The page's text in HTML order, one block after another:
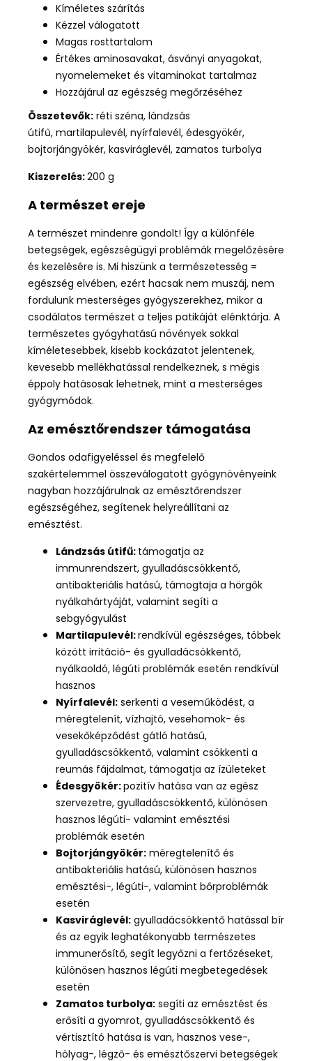
Kíméletes szárítás
Kézzel válogatott
Magas rosttartalom
Értékes aminosavakat, ásványi anyagokat,
nyomelemeket és vitaminokat tartalmaz
Hozzájárul az egészség megőrzéséhez
Összetevők: réti széna, lándzsás
útifű, martilapulevél, nyírfalevél, édesgyökér,
bojtorjángyökér, kasviráglevél, zamatos turbolya
Kiszerelés:200 g
A természet ereje
A természet mindenre gondolt! Így a különféle
betegségek, egészségügyi problémák megelőzésére
és kezelésére is. Mi hiszünk a természetesség =
egészség elvében, ezért hacsak nem muszáj, nem
fordulunk mesterséges gyógyszerekhez, mikor a
csodálatos természet a teljes patikáját elénktárja. A
természetes gyógyhatású növények sokkal
kíméletesebbek, kisebb kockázatot jelentenek,
kevesebb mellékhatással rendelkeznek, s mégis
éppoly hatásosak lehetnek, mint a mesterséges
gyógymódok.
Az emésztőrendszer támogatása
Gondos odafigyeléssel és megfelelő
szakértelemmel összeválogatott gyógynövényeink
nagyban hozzájárulnak az emésztőrendszer
egészségéhez, segítenek helyreállítani az
emésztést.
Lándzsás útifű: támogatja az
immunrendszert, gyulladáscsökkentő,
antibakteriális hatású, támogtaja a hörgők
nyálkahártyáját, valamint segíti a
sebgyógyulást
Martilapulevél:rendkívül egészséges, többek
között irritáció- és gyulladácsökkentő,
nyálkaoldó, légúti problémák esetén rendkívül
hasznos
Nyírfalevél: serkenti a veseműködést, a
méregtelenít, vízhajtó, vesehomok- és
vesekőképződést gátló hatású,
gyulladáscsökkentő, valamint csökkenti a
reumás fájdalmat, támogatja az ízületeket
Édesgyökér:pozitív hatása van az egész
szervezetre, gyulladáscsökkentő, különösen
hasznos légúti- valamint emésztési
problémák esetén
Bojtorjángyökér: méregtelenítő és
antibakteriális hatású, különösen hasznos
emésztési-, légúti-, valamint bőrproblémák
esetén
Kasviráglevél: gyulladácsökkentő hatással bír
és az egyik leghatékonyabb természetes
immunerősítő, segít legyőzni a fertőzéseket,
különösen hasznos légúti megbetegedések
esetén
Zamatos turbolya: segíti az emésztést és
erősíti a gyomrot, gyulladáscsökkentő és
vértisztító hatása is van, hasznos vese-,
hólyag-, légző- és emésztőszervi betegségek